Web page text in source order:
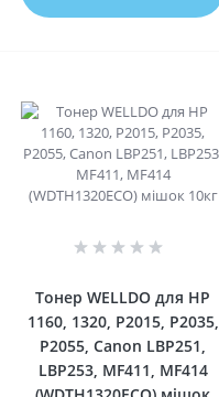
Тонер WELLDO для HP
1160, 1320, P2015, P2035,
P2055, Canon LBP251,
LBP253, MF411, MF414